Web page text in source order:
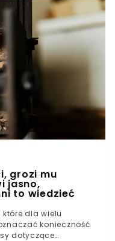
za pilarkę.
na ziemię, warto
stan prawny, bo
a kosztownym
pnia
i krzewy,
błąd i
grozi mu
jasno,
to wiedzieć
które dla wielu
konieczność
dotyczące